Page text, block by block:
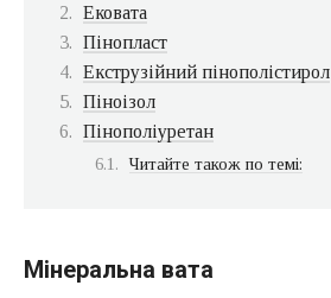
Ековата
Пінопласт
Екструзійний пінополістирол
Піноізол
Пінополіуретан
Читайте також по темі:
Мінеральна вата